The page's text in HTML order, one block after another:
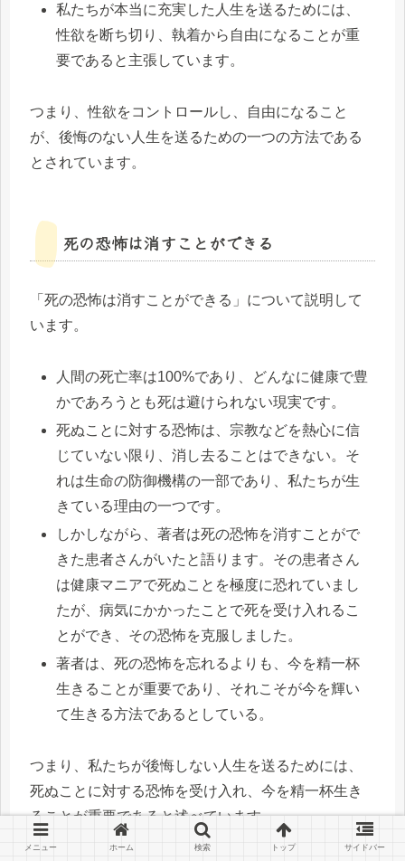
私たちが本当に充実した人生を送るためには、
性欲を断ち切り、執着から自由になることが重
要であると主張しています。
つまり、性欲をコントロールし、自由になること
が、後悔のない人生を送るための一つの方法である
とされています。
死の恐怖は消すことができる
「死の恐怖は消すことができる」について説明して
います。
人間の死亡率は100%であり、どんなに健康で豊
かであろうとも死は避けられない現実です。
死ぬことに対する恐怖は、宗教などを熱心に信
じていない限り、消し去ることはできない。そ
れは生命の防御機構の一部であり、私たちが生
きている理由の一つです。
しかしながら、著者は死の恐怖を消すことがで
きた患者さんがいたと語ります。その患者さん
は健康マニアで死ぬことを極度に恐れていまし
たが、病気にかかったことで死を受け入れるこ
とができ、その恐怖を克服しました。
著者は、死の恐怖を忘れるよりも、今を精一杯
生きることが重要であり、それこそが今を輝い
て生きる方法であるとしている。
つまり、私たちが後悔しない人生を送るためには、
死ぬことに対する恐怖を受け入れ、今を精一杯生き
ることが重要であると述べています。
メニュー ホーム 検索 トップ サイドバー